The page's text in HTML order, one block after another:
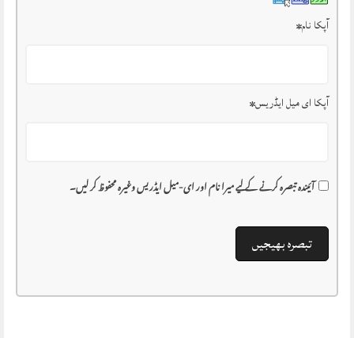
آپکا نام*
آپکا ای میل ایڈریس*
آئیندہ تبصرہ کرنے کے لیے میرا نام اور ای-میل ایڈریس وغیرہ محفوظ کر لیں۔